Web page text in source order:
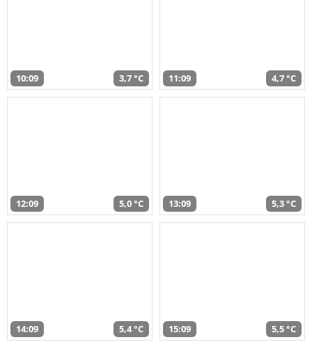
10:09 3,7 °C 11:09 4,7 °C
12:09 5,0 °C 13:09 5,3 °C
14:09 5,4 °C 15:09 5,5 °C